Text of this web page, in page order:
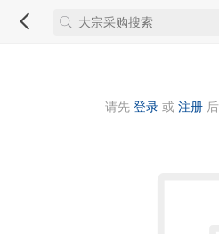
请先 登录 或 注册